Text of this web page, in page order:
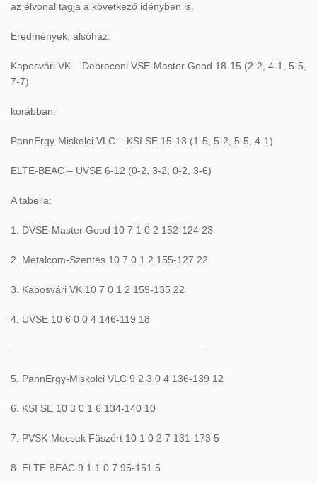
az élvonal tagja a következő idényben is.
Eredmények, alsóház:
Kaposvári VK – Debreceni VSE-Master Good 18-15 (2-2, 4-1, 5-5,
7-7)
korábban:
PannErgy-Miskolci VLC – KSI SE 15-13 (1-5, 5-2, 5-5, 4-1)
ELTE-BEAC – UVSE 6-12 (0-2, 3-2, 0-2, 3-6)
A tabella:
1. DVSE-Master Good 10 7 1 0 2 152-124 23
2. Metalcom-Szentes 10 7 0 1 2 155-127 22
3. Kaposvári VK 10 7 0 1 2 159-135 22
4. UVSE 10 6 0 0 4 146-119 18
————————————————————
5. PannErgy-Miskolci VLC 9 2 3 0 4 136-139 12
6. KSI SE 10 3 0 1 6 134-140 10
7. PVSK-Mecsek Füszért 10 1 0 2 7 131-173 5
8. ELTE BEAC 9 1 1 0 7 95-151 5